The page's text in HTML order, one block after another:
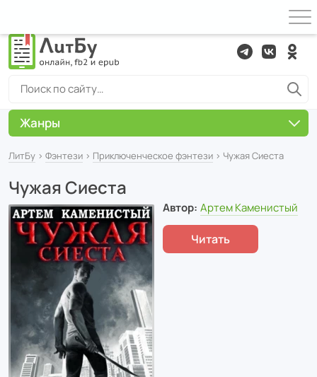
ЛитБу › Фэнтези › Приключенческое фэнтези › Чужая Сиеста
Чужая Сиеста
Автор: Артем Каменистый
Читать
Жанры